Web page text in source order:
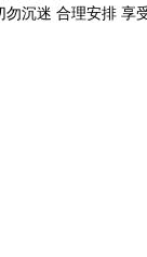
沉迷 合理安排 享